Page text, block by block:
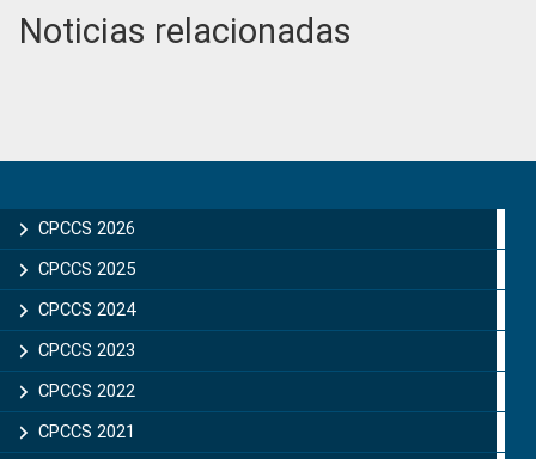
Noticias relacionadas
Sidebar
CPCCS 2026
CPCCS 2025
CPCCS 2024
CPCCS 2023
CPCCS 2022
CPCCS 2021